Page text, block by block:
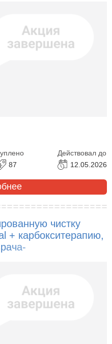
87
Действовал до
12.05.2026
чистку
+ карбокситерапию,